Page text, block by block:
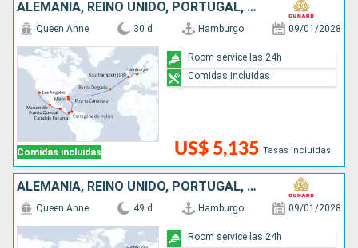
ALEMANIA, REINO UNIDO, PORTUGAL, ESTADOS UNIDOS, COLOMBIA, PANAMÁ, GUATEMALA, MÉXICO
Comidas incluidas
Queen Anne 30 d Hamburgo 09/01/2028
US$ 5,135 Tasas incluidas
Room service las 24h
Comidas incluidas
ALEMANIA, REINO UNIDO, PORTUGAL, COLOMBIA, PANAMÁ, GUATEMALA, MÉXICO, ESTADOS UNIDOS, FRANCIA, FIDJI (ISLAS), AUSTRALIA
Queen Anne 49 d Hamburgo 09/01/2028
Room service las 24h